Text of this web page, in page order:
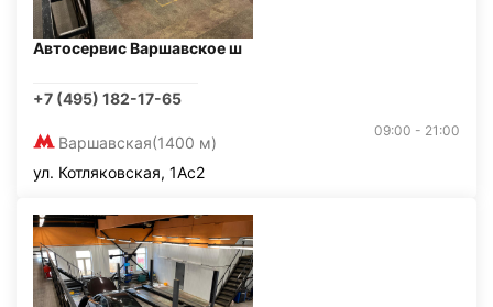
Автосервис Варшавское ш
+7 (495) 182-17-65
Варшавская(1400 м)
09:00 - 21:00
ул. Котляковская, 1Ас2